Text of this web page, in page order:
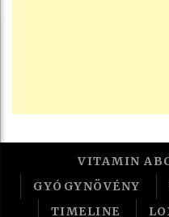
VITAMIN
GYÓGYNÖVÉNY
TIMELINE